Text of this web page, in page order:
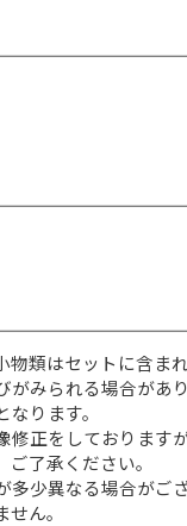
類はセットに含まれ
みられる場合があ
ります。
正をしております
了承ください。
少異なる場合がござ
ん。